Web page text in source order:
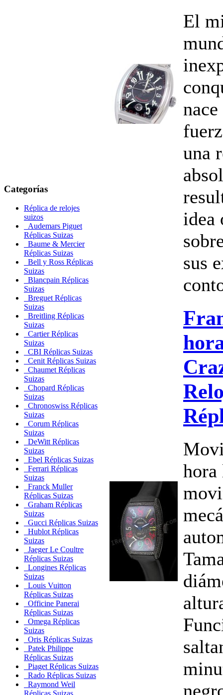
Categorías
Réplica de relojes
suizos
Audemars Piguet
Réplicas Suizas
Baume & Mercier
Réplicas Suizas
Bell y Ross Réplicas
Suizas
Blancpain Réplicas
Suizas
Breguet Réplicas
Suizas
Breitling Réplicas
Suizas
Cartier Réplicas
Suizas
CBI Réplicas Suizas
Cenit Réplicas Suizas
Chaumet Réplicas
Suizas
Chopard Réplicas
Suizas
Chronoswiss Réplicas
Suizas
Corum Réplicas
Suizas
DeWitt Réplicas
Suizas
Ebel Réplicas Suizas
Ferrari Réplicas
Suizas
Franck Muller
Réplicas Suizas
Graham Réplicas
Suizas
Gucci Réplicas Suizas
Hublot Réplicas
Suizas
Jaeger Le Coultre
Réplicas Suizas
Longines Réplicas
Suizas
Louis Vuitton
Réplicas Suizas
Officine Panerai
Réplicas Suizas
Omega Réplicas
Suizas
Oris Réplicas Suizas
Patek Philippe
Réplicas Suizas
Piaget Réplicas Suizas
Rado Réplicas Suizas
Raymond Weil
El
una
idea
sus
hora